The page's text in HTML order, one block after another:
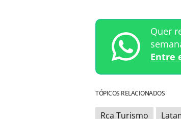
Quer
Entre
TÓPICOS RELACIONADOS
Rca Turismo